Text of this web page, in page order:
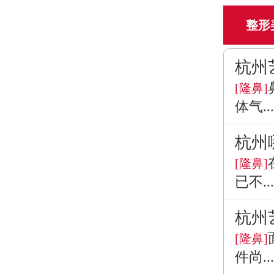
整形
杭州
[隆鼻]
体气...
杭州
[隆鼻]
已不...
杭州
[隆鼻]
件尚...